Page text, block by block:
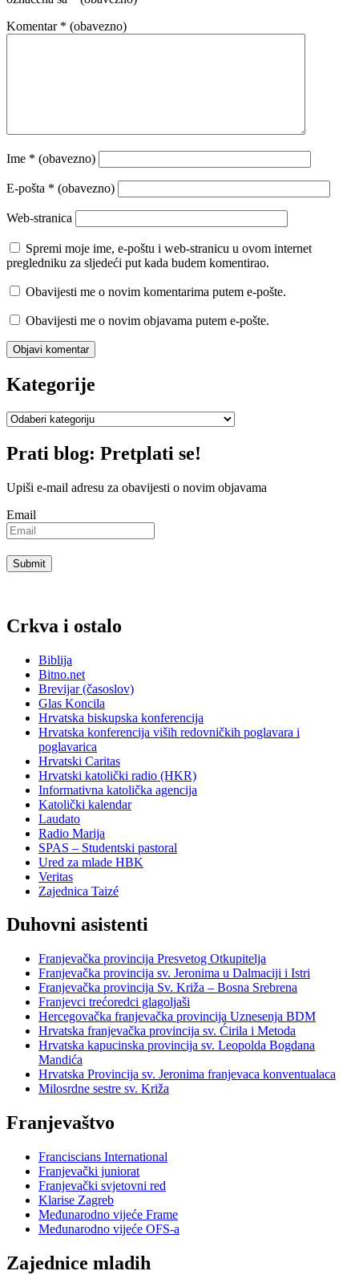
Komentar * (obavezno)
Ime * (obavezno)
E-pošta * (obavezno)
Web-stranica
Spremi moje ime, e-poštu i web-stranicu u ovom internet
pregledniku za sljedeći put kada budem komentirao.
Obavijesti me o novim komentarima putem e-pošte.
Obavijesti me o novim objavama putem e-pošte.
Kategorije
Kategorije
Prati blog: Pretplati se!
Upiši e-mail adresu za obavijesti o novim objavama
Email
Crkva i ostalo
Biblija
Bitno.net
Brevijar (časoslov)
Glas Koncila
Hrvatska biskupska konferencija
Hrvatska konferencija viših redovničkih poglavara i
poglavarica
Hrvatski Caritas
Hrvatski katolički radio (HKR)
Informativna katolička agencija
Katolički kalendar
Laudato
Radio Marija
SPAS – Studentski pastoral
Ured za mlade HBK
Veritas
Zajednica Taizé
Duhovni asistenti
Franjevačka provincija Presvetog Otkupitelja
Franjevačka provincija sv. Jeronima u Dalmaciji i Istri
Franjevačka provincija Sv. Križa – Bosna Srebrena
Franjevci trećoredci glagoljaši
Hercegovačka franjevačka provincija Uznesenja BDM
Hrvatska franjevačka provincija sv. Ćirila i Metoda
Hrvatska kapucinska provincija sv. Leopolda Bogdana
Mandića
Hrvatska Provincija sv. Jeronima franjevaca konventualaca
Milosrdne sestre sv. Križa
Franjevaštvo
Franciscians International
Franjevački juniorat
Franjevački svjetovni red
Klarise Zagreb
Međunarodno vijeće Frame
Međunarodno vijeće OFS-a
Zajednice mladih